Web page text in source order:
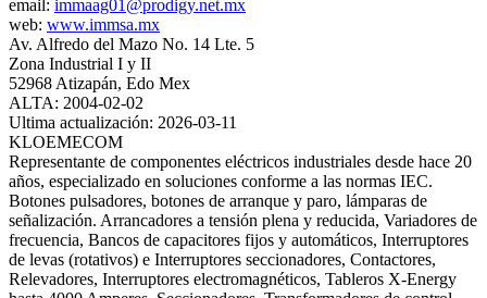
email: immaag01@prodigy.net.mx
web: www.immsa.mx
Av. Alfredo del Mazo No. 14 Lte. 5
Zona Industrial I y II
52968 Atizapán, Edo Mex
ALTA: 2004-02-02
Ultima actualización: 2026-03-11
KLOEMECOM
Representante de componentes eléctricos industriales desde hace 20
años, especializado en soluciones conforme a las normas IEC.
Botones pulsadores, botones de arranque y paro, lámparas de
señalización. Arrancadores a tensión plena y reducida, Variadores de
frecuencia, Bancos de capacitores fijos y automáticos, Interruptores
de levas (rotativos) e Interruptores seccionadores, Contactores,
Relevadores, Interruptores electromagnéticos, Tableros X-Energy